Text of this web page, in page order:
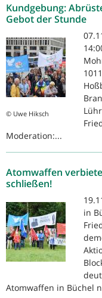
Kundgebung:
Gebot der Stunde
© Uwe Hiksch
Moderation:...
Atomwaffen
schließen!
in
Atomwaffen in Büchel